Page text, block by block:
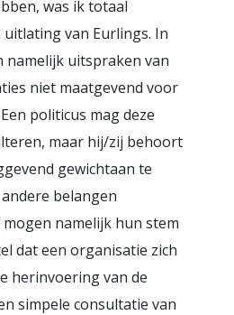
was ik totaal
van Eurlings. In
namelijk uitspraken van
niet maatgevend voor
politicus mag deze
maar hij/zij behoort
gewichtaan te
belangen
namelijk hun stem
dat een organisatie zich
herinvoering van de
simpele consultatie van